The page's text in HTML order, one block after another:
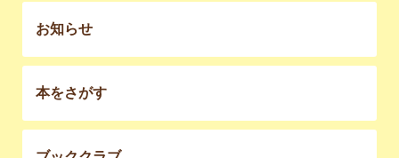
お知らせ
本をさがす